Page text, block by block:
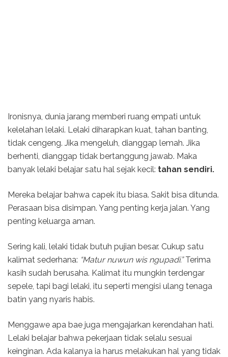
Ironisnya, dunia jarang memberi ruang empati untuk
kelelahan lelaki. Lelaki diharapkan kuat, tahan banting,
tidak cengeng. Jika mengeluh, dianggap lemah. Jika
berhenti, dianggap tidak bertanggung jawab. Maka
banyak lelaki belajar satu hal sejak kecil: tahan sendiri.
Mereka belajar bahwa capek itu biasa. Sakit bisa ditunda.
Perasaan bisa disimpan. Yang penting kerja jalan. Yang
penting keluarga aman.
Sering kali, lelaki tidak butuh pujian besar. Cukup satu
kalimat sederhana: “Matur nuwun wis ngupadi.”Terima
kasih sudah berusaha. Kalimat itu mungkin terdengar
sepele, tapi bagi lelaki, itu seperti mengisi ulang tenaga
batin yang nyaris habis.
Menggawe apa bae juga mengajarkan kerendahan hati.
Lelaki belajar bahwa pekerjaan tidak selalu sesuai
keinginan. Ada kalanya ia harus melakukan hal yang tidak